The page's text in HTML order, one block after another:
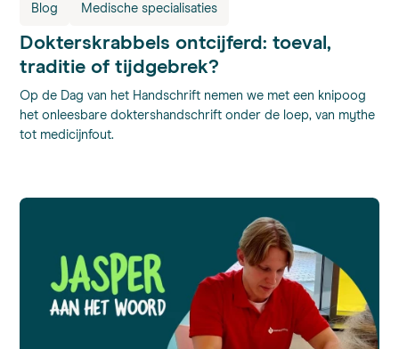
Blog Medische specialisaties
Dokterskrabbels ontcijferd: toeval,
traditie of tijdgebrek?
Op de Dag van het Handschrift nemen we met een knipoog
het onleesbare doktershandschrift onder de loep, van mythe
tot medicijnfout.